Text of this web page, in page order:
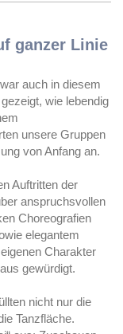
ganzer Linie
auch in diesem
wie lebendig
unsere Gruppen
von Anfang an.
Auftritten der
anspruchsvollen
Choreografien
elegantem
Charakter
gewürdigt.
nicht nur die
Tanzfläche.